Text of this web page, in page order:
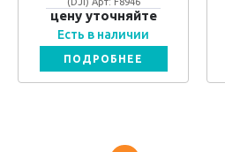
цену уточняйте
Есть в наличии
ПОДРОБНЕЕ